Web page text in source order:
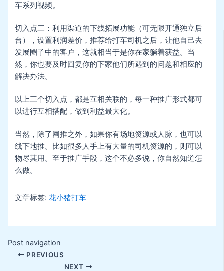
车系列视频。
切入点三：利用渠道的下线拓展功能（可无限开通独立后
台），设置利润差价，推荐给打车司机之后，让他自己去
发展圈子中的客户，这就相当于是你在家躺着获益。当
然，你也要及时回复你的下家他们所遇到的问题和相应的
解决办法。
以上三个切入点，都是互相关联的，每一种推广形式都可
以进行互相搭配，做到利益最大化。
当然，除了网推之外，如果你有场地资源或人脉，也可以
线下地推。比如很多人手上有大量的司机资源的，则可以
物尽其用。至于推广手段，这个不必多说，你自然知道怎
么做。
文章标签:花小猪打车
Post navigation
PREVIOUS
NEXT